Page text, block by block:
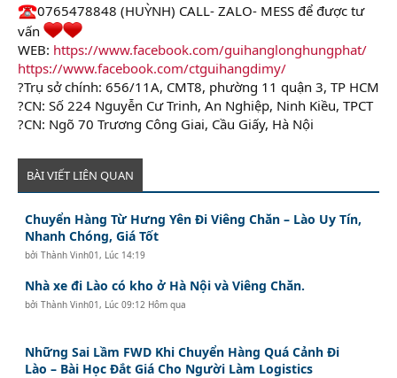
0765478848 (HUỲNH) CALL- ZALO- MESS để được tư
vấn
WEB: https://www.facebook.com/guihanglonghungphat/
https://www.facebook.com/ctguihangdimy/
?Trụ sở chính: 656/11A, CMT8, phường 11 quận 3, TP HCM
?CN: Số 224 Nguyễn Cư Trinh, An Nghiệp, Ninh Kiều, TPCT
?CN: Ngõ 70 Trương Công Giai, Cầu Giấy, Hà Nội
BÀI VIẾT LIÊN QUAN
Chuyển Hàng Từ Hưng Yên Đi Viêng Chăn – Lào Uy Tín,
Nhanh Chóng, Giá Tốt
bởiThành Vinh01 , Lúc 14:19
Nhà xe đi Lào có kho ở Hà Nội và Viêng Chăn.
bởiThành Vinh01 , Lúc 09:12 Hôm qua
Những Sai Lầm FWD Khi Chuyển Hàng Quá Cảnh Đi
Lào – Bài Học Đắt Giá Cho Người Làm Logistics